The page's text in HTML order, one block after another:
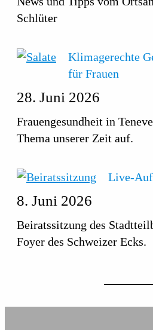
Schlüter
Klimagerechte
für Frauen
28. Juni 2026
Frauengesundheit in
Thema unserer Zeit auf.
Live-
8. Juni 2026
Beiratssitzung des
Foyer des Schweizer Ecks.